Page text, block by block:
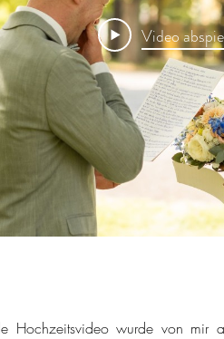
Video
Hochzeitsvideo wurde von mir